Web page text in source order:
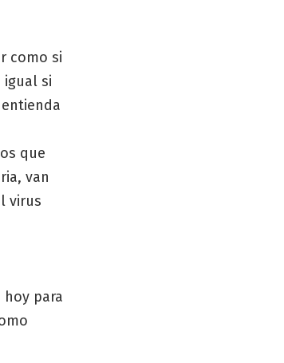
como si
igual si
que
van
virus
hoy para